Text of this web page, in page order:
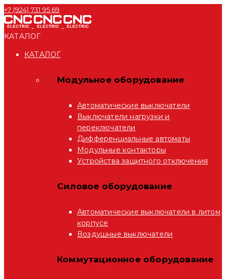
+7 (924) 731 95 69
КАТАЛОГ
КАТАЛОГ
Модульное оборудование
Автоматические выключатели
Выключатели нагрузки и
переключатели
Дифференциальные автоматы
Модульные контакторы
Устройства защитного отключения
Силовое оборудование
Автоматические выключатели в литом
корпусе
Воздушные выключатели
Коммутационное оборудование